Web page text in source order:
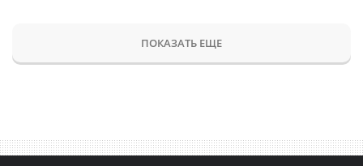
ПОКАЗАТЬ ЕЩЕ